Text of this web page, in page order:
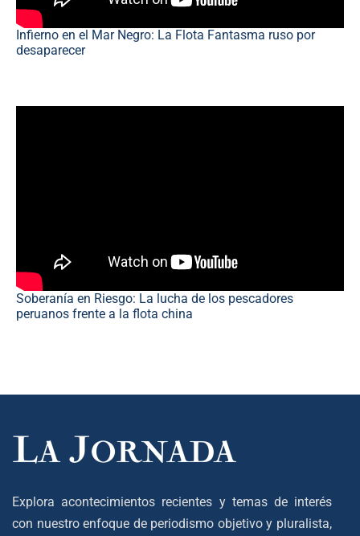
Infierno en el Mar Negro: La Flota Fantasma ruso por
desaparecer
Soberanía en Riesgo: La lucha de los pescadores
peruanos frente a la flota china
Explora acontecimientos recientes y temas de interés
con nuestro enfoque de periodismo objetivo y pluralista,